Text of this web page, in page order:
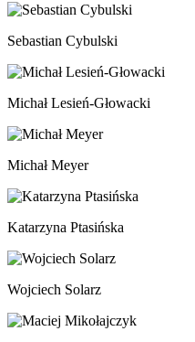
Sebastian Cybulski
Michał Lesień-Głowacki
Michał Meyer
Katarzyna Ptasińska
Wojciech Solarz